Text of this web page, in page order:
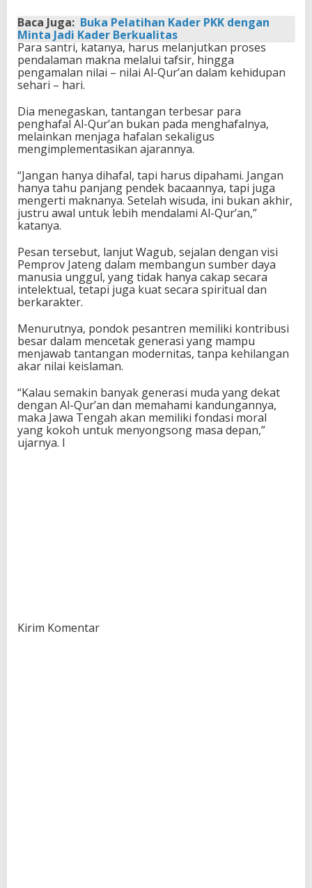
Baca Juga: Buka Pelatihan Kader PKK dengan
Minta Jadi Kader Berkualitas
Para santri, katanya, harus melanjutkan proses
pendalaman makna melalui tafsir, hingga
pengamalan nilai – nilai Al-Qur’an dalam kehidupan
sehari – hari.
Dia menegaskan, tantangan terbesar para
penghafal Al-Qur’an bukan pada menghafalnya,
melainkan menjaga hafalan sekaligus
mengimplementasikan ajarannya.
“Jangan hanya dihafal, tapi harus dipahami. Jangan
hanya tahu panjang pendek bacaannya, tapi juga
mengerti maknanya. Setelah wisuda, ini bukan akhir,
justru awal untuk lebih mendalami Al-Qur’an,”
katanya.
Pesan tersebut, lanjut Wagub, sejalan dengan visi
Pemprov Jateng dalam membangun sumber daya
manusia unggul, yang tidak hanya cakap secara
intelektual, tetapi juga kuat secara spiritual dan
berkarakter.
Menurutnya, pondok pesantren memiliki kontribusi
besar dalam mencetak generasi yang mampu
menjawab tantangan modernitas, tanpa kehilangan
akar nilai keislaman.
“Kalau semakin banyak generasi muda yang dekat
dengan Al-Qur’an dan memahami kandungannya,
maka Jawa Tengah akan memiliki fondasi moral
yang kokoh untuk menyongsong masa depan,”
ujarnya. I
Kirim Komentar